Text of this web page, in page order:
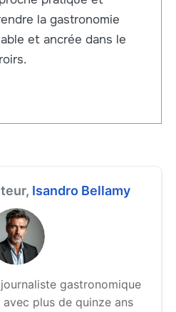
la gastronomie
et ancrée dans le
Isandro Bellamy
gastronomique
plus de quinze ans